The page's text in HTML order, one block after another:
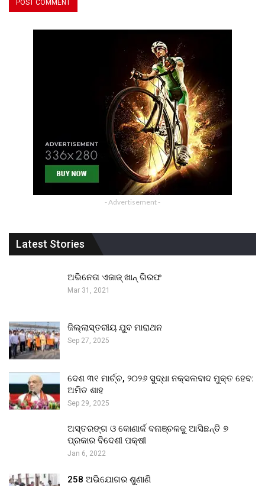
- Advertisement -
Latest Stories
ଅଭିନେତା ଏଜାଜ୍ ଖାନ୍ ଗିରଫ
Mar 31, 2021
ଜିଲ୍ଲାସ୍ତରୀୟ ଯୁବ ମାରାଥନ
Sep 27, 2025
ଦେଶ ୩୧ ମାର୍ଚ୍ଚ, ୨୦୨୬ ସୁଦ୍ଧା ନକ୍ସଲବାଦ ମୁକ୍ତ ହେବ:
ଅମିତ ଶାହ
Sep 29, 2025
ଅସ୍ତରଙ୍ଗ ଓ କୋଣାର୍କ ବନାଞ୍ଚଳକୁ ଆସିଛନ୍ତି ୭
ପ୍ରକାର ବିଦେଶୀ ପକ୍ଷୀ
Jan 6, 2022
258 ଅଭିଯୋଗର ଶୁଣାଣି